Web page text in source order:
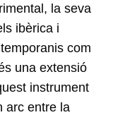
la seva
ibèrica i
com
una extensió
instrument
arc entre la